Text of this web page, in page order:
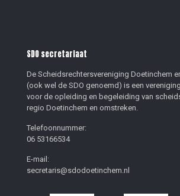
SDO secretariaat
De Scheidsrechtersvereniging Doetinchem
(ook wel de SDO genoemd) is een
voor de opleiding en begeleiding van
regio Doetinchem en omstreken.
Telefoonnummer:
06 53166534
E-mail:
secretaris@sdodoetinchem.nl